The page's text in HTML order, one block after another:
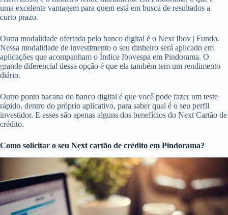
uma excelente vantagem para quem está em busca de resultados a
curto prazo.
Outra modalidade ofertada pelo banco digital é o Next Ibov | Fundo.
Nessa modalidade de investimento o seu dinheiro será aplicado em
aplicações que acompanham o Índice Ibovespa em Pindorama. O
grande diferencial dessa opção é que ela também tem um rendimento
diário.
Outro ponto bacana do banco digital é que você pode fazer um teste
rápido, dentro do próprio aplicativo, para saber qual é o seu perfil
investidor. E esses são apenas alguns dos benefícios do Next Cartão de
crédito.
Como solicitar o seu Next cartão de crédito em Pindorama?